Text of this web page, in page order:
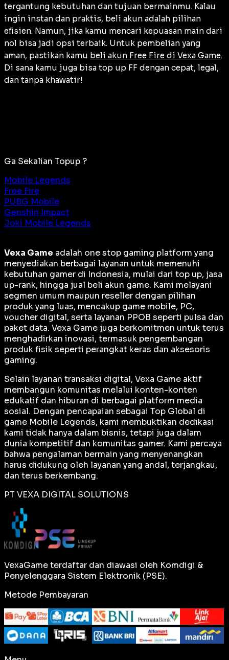
tergantung kebutuhan dan tujuan bermainmu. Kalau
ingin instan dan praktis, beli akun adalah pilihan
efisien. Namun, jika kamu mencari kepuasan main dari
nol bisa jadi opsi terbaik. Untuk pembelian yang
aman, pastikan kamu beli akun Free Fire di Vexa Game.
Di sana kamu juga bisa top up FF dengan cepat, legal,
dan tanpa khawatir!
Ga Sekalian Topup ?
Mobile Legends
Free Fire
PUBG Mobile
Genshin Impact
Joki Mobile Legends
Vexa Game adalah one stop gaming platform yang
menyediakan berbagai layanan untuk memenuhi
kebutuhan gamer di Indonesia, mulai dari top up, jasa
up-rank, hingga jual beli akun game. Kami melayani
segmen umum maupun reseller dengan pilihan
produk yang luas, mencakup game mobile, PC,
voucher digital, serta layanan PPOB seperti pulsa dan
paket data. Vexa Game juga berkomitmen untuk terus
menghadirkan inovasi, termasuk pengembangan
produk fisik seperti perangkat keras dan aksesoris
gaming.
Selain layanan transaksi digital, Vexa Game aktif
membangun komunitas melalui konten-konten
edukatif dan hiburan di berbagai platform media
sosial. Dengan pencapaian sebagai Top Global di
game Mobile Legends, kami membuktikan dedikasi
kami tidak hanya dalam bisnis, tetapi juga dalam
dunia kompetitif dan komunitas gamer. Kami percaya
bahwa pengalaman bermain yang menyenangkan
harus didukung oleh layanan yang andal, terjangkau,
dan terus berkembang.
PT VEXA DIGITAL SOLUTIONS
VexaGame terdaftar dan diawasi oleh Komdigi &
Penyelenggara Sistem Elektronik (PSE).
Metode Pembayaran